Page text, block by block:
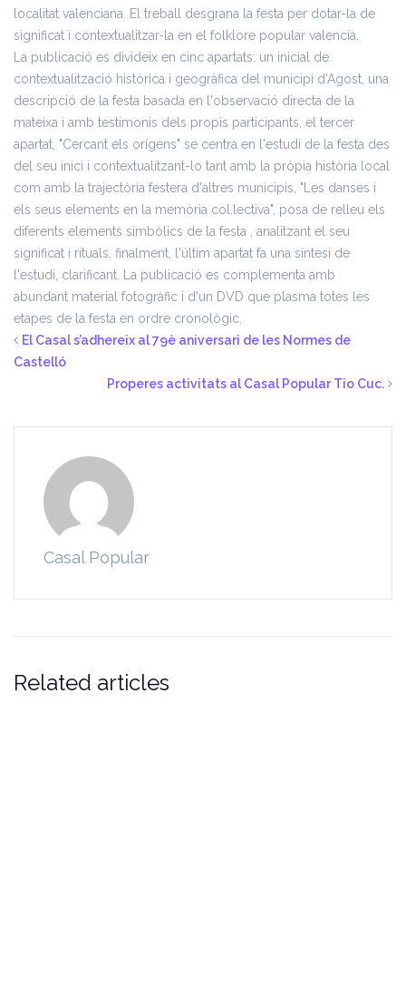
localitat valenciana. El treball desgrana la festa per dotar-la de
significat i contextualitzar-la en el folklore popular valencià.
La publicació es divideix en cinc apartats: un inicial de
contextualització històrica i geogràfica del municipi d'Agost, una
descripció de la festa basada en l'observació directa de la
mateixa i amb testimonis dels propis participants, el tercer
apartat, "Cercant els orígens" se centra en l'estudi de la festa des
del seu inici i contextualitzant-lo tant amb la pròpia història local
com amb la trajectòria festera d'altres municipis, "Les danses i
els seus elements en la memòria col.lectiva", posa de relleu els
diferents elements simbòlics de la festa , analitzant el seu
significat i rituals, finalment, l'últim apartat fa una síntesi de
l'estudi, clarificant. La publicació es complementa amb
abundant material fotogràfic i d'un DVD que plasma totes les
etapes de la festa en ordre cronològic.
El Casal s’adhereix al 79è aniversari de les Normes de
Castelló
Properes activitats al Casal Popular Tio Cuc.
Casal Popular
Related articles